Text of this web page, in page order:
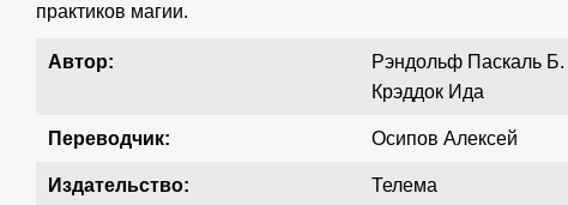
практиков магии.
Автор:
Рэндольф Паскаль Б.
Крэддок Ида
Переводчик: Осипов Алексей
Издательство: Телема